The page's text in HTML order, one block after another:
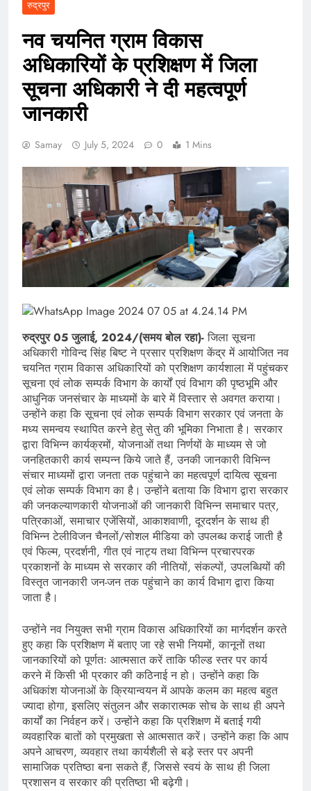
रुद्रपुर
नव चयनित ग्राम विकास
अधिकारियों के प्रशिक्षण में जिला
सूचना अधिकारी ने दी महत्वपूर्ण
जानकारी
Samay July 5, 2024 0 1 Mins
रुद्रपुर 05 जुलाई, 2024/(समय बोल रहा)-जिला सूचना
अधिकारी गोविन्द सिंह बिष्ट ने प्रसार प्रशिक्षण केंद्र में आयोजित नव
चयनित ग्राम विकास अधिकारियों को प्रशिक्षण कार्यशाला में पहुंचकर
सूचना एवं लोक सम्पर्क विभाग के कार्यों एवं विभाग की पृष्ठभूमि और
आधुनिक जनसंचार के माध्यमों के बारे में विस्तार से अवगत कराया।
उन्होंने कहा कि सूचना एवं लोक सम्पर्क विभाग सरकार एवं जनता के
मध्य समन्वय स्थापित करने हेतु सेतु की भूमिका निभाता है। सरकार
द्वारा विभिन्न कार्यक्रमों, योजनाओं तथा निर्णयों के माध्यम से जो
जनहितकारी कार्य सम्पन्न किये जाते हैं, उनकी जानकारी विभिन्न
संचार माध्यमों द्वारा जनता तक पहुंचाने का महत्वपूर्ण दायित्व सूचना
एवं लोक सम्पर्क विभाग का है। उन्होंने बताया कि विभाग द्वारा सरकार
की जनकल्याणकारी योजनाओं की जानकारी विभिन्न समाचार पत्र,
पत्रिकाओं, समाचार एजेंसियों, आकाशवाणी, दूरदर्शन के साथ ही
विभिन्न टेलीविजन चैनलों/सोशल मीडिया को उपलब्ध कराई जाती है
एवं फिल्म, प्रदर्शनी, गीत एवं नाट्य तथा विभिन्न प्रचारपरक
प्रकाशनों के माध्यम से सरकार की नीतियों, संकल्पों, उपलब्धियों की
विस्तृत जानकारी जन-जन तक पहुंचाने का कार्य विभाग द्वारा किया
जाता है।
उन्होंने नव नियुक्त सभी ग्राम विकास अधिकारियों का मार्गदर्शन करते
हुए कहा कि प्रशिक्षण में बताए जा रहे सभी नियमों, कानूनों तथा
जानकारियों को पूर्णतः आत्मसात करें ताकि फील्ड स्तर पर कार्य
करने में किसी भी प्रकार की कठिनाई न हो। उन्होंने कहा कि
अधिकांश योजनाओं के क्रियान्वयन में आपके कलम का महत्व बहुत
ज्यादा होगा, इसलिए संतुलन और सकारात्मक सोच के साथ ही अपने
कार्यों का निर्वहन करें। उन्होंने कहा कि प्रशिक्षण में बताई गयी
व्यवहारिक बातों को प्रमुखता से आत्मसात करें। उन्होंने कहा कि आप
अपने आचरण, व्यवहार तथा कार्यशैली से बड़े स्तर पर अपनी
सामाजिक प्रतिष्ठा बना सकते हैं, जिससे स्वयं के साथ ही जिला
प्रशासन व सरकार की प्रतिष्ठा भी बढ़ेगी।